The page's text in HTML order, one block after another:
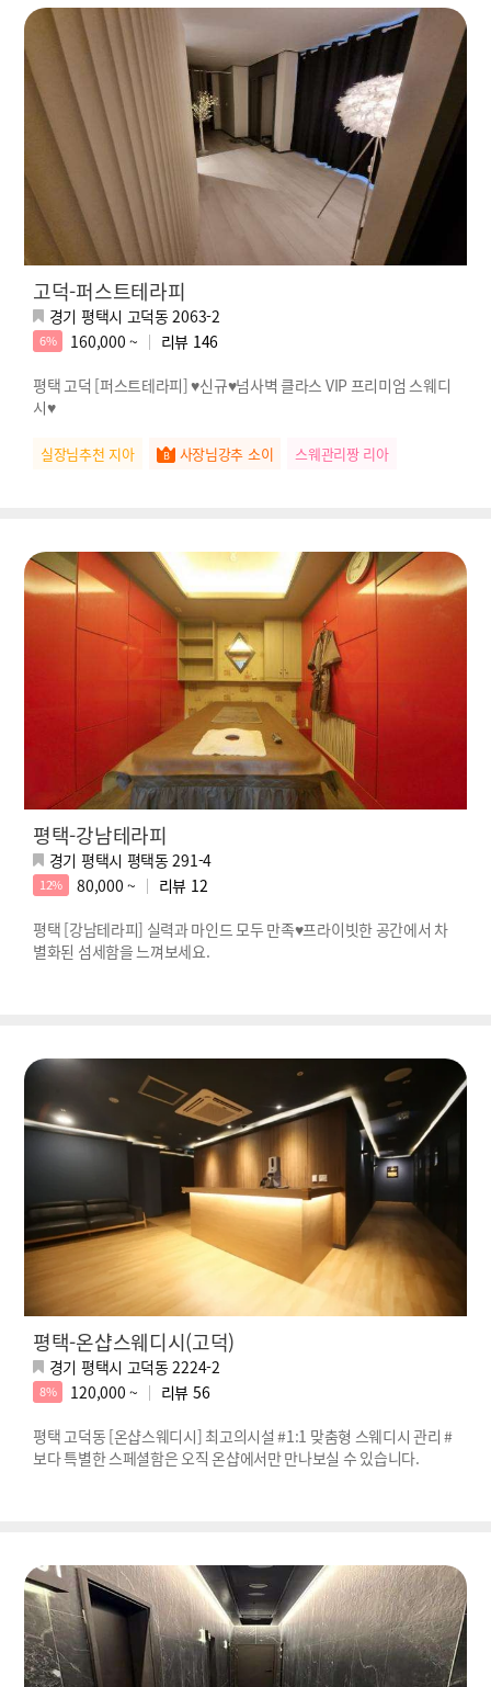
고덕-퍼스트테라피
경기 평택시 고덕동 2063-2
6% 160,000 ~ 리뷰 146
평택 고덕 [퍼스트테라피] ♥신규♥넘사벽 클라스 VIP 프리미엄 스웨디
시♥
실장님추천 지아 사장님강추 소이 스웨관리짱 리아
평택-강남테라피
경기 평택시 평택동 291-4
12% 80,000 ~ 리뷰 12
평택 [강남테라피] 실력과 마인드 모두 만족♥프라이빗한 공간에서 차
별화된 섬세함을 느껴보세요.
평택-온샵스웨디시(고덕)
경기 평택시 고덕동 2224-2
8% 120,000 ~ 리뷰 56
평택 고덕동 [온샵스웨디시] 최고의시설 #1:1 맞춤형 스웨디시 관리 #
보다 특별한 스페셜함은 오직 온샵에서만 만나보실 수 있습니다.